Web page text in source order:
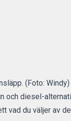
(Foto: Windy)
och diesel-
vad du väljer av